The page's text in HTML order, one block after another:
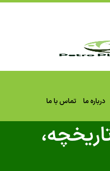
ما تماس با ما